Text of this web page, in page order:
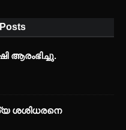
ശശിധരനെ